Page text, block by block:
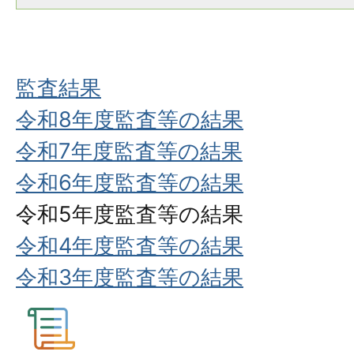
監査結果
令和8年度監査等の結果
令和7年度監査等の結果
令和6年度監査等の結果
令和5年度監査等の結果
令和4年度監査等の結果
令和3年度監査等の結果